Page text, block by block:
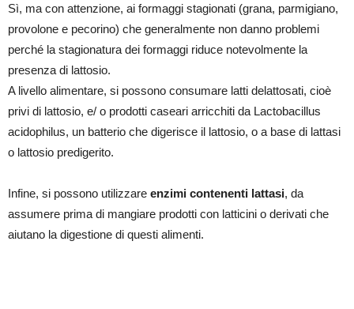
Sì, ma con attenzione, ai formaggi stagionati (grana, parmigiano,
provolone e pecorino) che generalmente non danno problemi
perché la stagionatura dei formaggi riduce notevolmente la
presenza di lattosio.
A livello alimentare, si possono consumare latti delattosati, cioè
privi di lattosio, e/ o prodotti caseari arricchiti da Lactobacillus
acidophilus, un batterio che digerisce il lattosio, o a base di lattasi
o lattosio predigerito.
Infine, si possono utilizzare enzimi contenenti lattasi, da
assumere prima di mangiare prodotti con latticini o derivati che
aiutano la digestione di questi alimenti.